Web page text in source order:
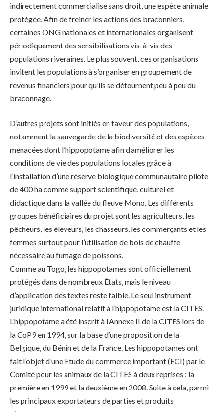
indirectement commercialise sans droit, une espèce animale
protégée. Afin de freiner les actions des braconniers,
certaines ONG nationales et internationales organisent
périodiquement des sensibilisations vis-à-vis des
populations riveraines. Le plus souvent, ces organisations
invitent les populations à s’organiser en groupement de
revenus financiers pour qu’ils se détournent peu à peu du
braconnage.
D’autres projets sont initiés en faveur des populations,
notamment la sauvegarde de la biodiversité et des espèces
menacées dont l’hippopotame afin d’améliorer les
conditions de vie des populations locales grâce à
l’installation d’une réserve biologique communautaire pilote
de 400 ha comme support scientifique, culturel et
didactique dans la vallée du fleuve Mono. Les différents
groupes bénéficiaires du projet sont les agriculteurs, les
pêcheurs, les éleveurs, les chasseurs, les commerçants et les
femmes surtout pour l’utilisation de bois de chauffe
nécessaire au fumage de poissons.
Comme au Togo, les hippopotames sont officiellement
protégés dans de nombreux États, mais le niveau
d’application des textes reste faible. Le seul instrument
juridique international relatif à l’hippopotame est la CITES.
L’hippopotame a été inscrit à l’Annexe II de la CITES lors de
la CoP9 en 1994, sur la base d’une proposition de la
Belgique, du Bénin et de la France. Les hippopotames ont
fait l’objet d’une Etude du commerce important (ECI) par le
Comité pour les animaux de la CITES à deux reprises : la
première en 1999 et la deuxième en 2008. Suite à cela, parmi
les principaux exportateurs de parties et produits